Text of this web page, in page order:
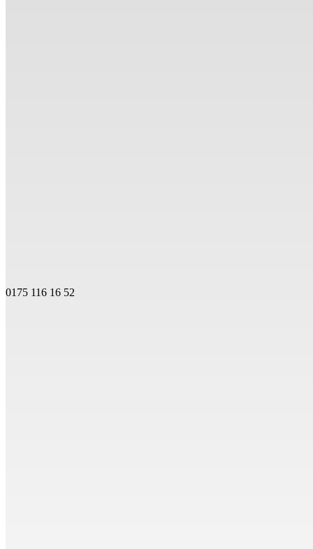
0175 116 16 52